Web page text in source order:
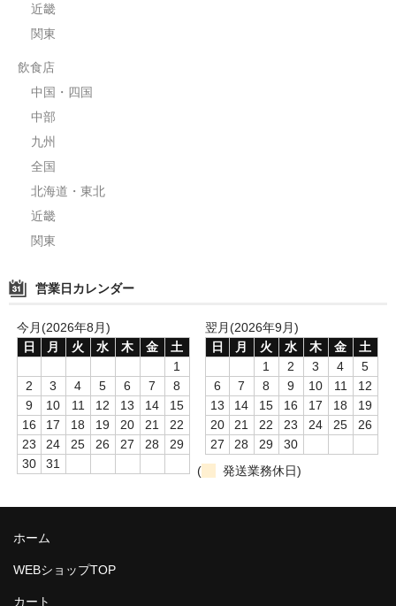
近畿
関東
飲食店
中国・四国
中部
九州
全国
北海道・東北
近畿
関東
営業日カレンダー
今月(2026年8月)
日
月 火 水 木 金
土
1
2
3 4 5 6 7
8
9
10 11 12 13 14
15
16
17 18 19 20 21
22
23
24 25 26 27 28
29
30
31
翌月(2026年9月)
日
月 火 水 木 金
土
1
2 3 4
5
6
7 8 9 10 11
12
13
14 15 16 17 18
19
20
21 22 23 24 25
26
27
28 29
30
(
発送業務休日)
ホーム
WEBショップTOP
カート